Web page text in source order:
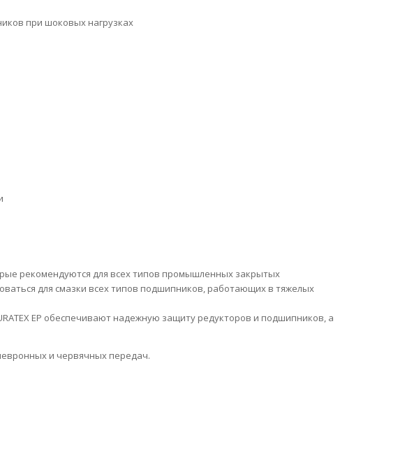
при шоковых нагрузках
рекомендуются для всех типов промышленных закрытых
для смазки всех типов подшипников, работающих в тяжелых
EP обеспечивают надежную защиту редукторов и подшипников, а
и червячных передач.